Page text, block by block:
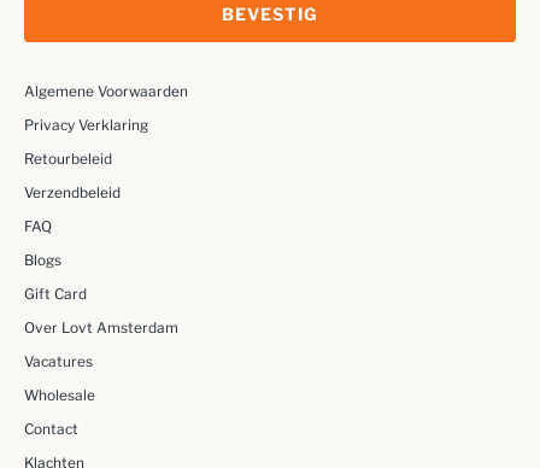
BEVESTIG
Algemene Voorwaarden
Privacy Verklaring
Retourbeleid
Verzendbeleid
FAQ
Blogs
Gift Card
Over Lovt Amsterdam
Vacatures
Wholesale
Contact
Klachten